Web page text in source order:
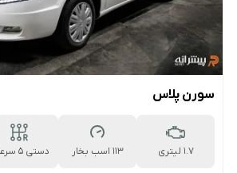
سورن پلاس
1.7 لیتری 113 اسب بخار دستی ۵ سرعته